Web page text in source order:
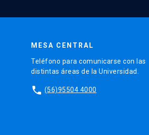
MESA CENTRAL
Teléfono para comunicarse con las
distintas áreas de la Universidad.
phone (56)95504 4000